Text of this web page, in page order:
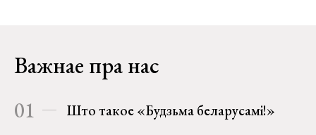
Важнае пра нас
01 Што такое «Будзьма беларусамі!»